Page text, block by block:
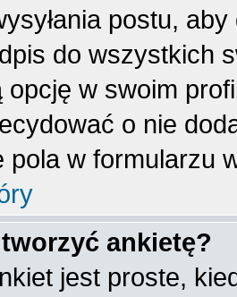
postu,
do wszystkich
opcję w swoim
o nie
pola w formularzu
ankietę?
jest proste,